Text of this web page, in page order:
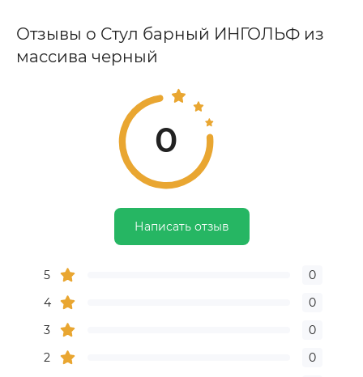
Отзывы о Стул барный ИНГОЛЬФ из
массива черный
0
Написать отзыв
5
0
4
0
3
0
2
0